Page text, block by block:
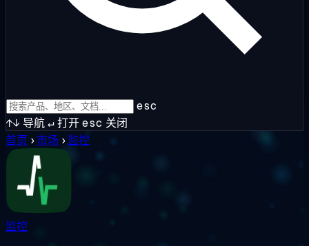
esc
↑↓ 导航↵打开esc 关闭
首页 ›市场 › 监控
监控